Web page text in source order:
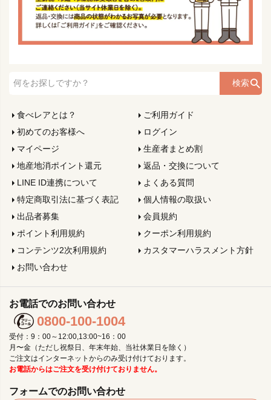
検索
食べレアとは？
ご利用ガイド
初めてのお客様へ
ログイン
マイページ
生産者まとめ割
地産地消ポイント還元
返品・交換について
LINE ID連携について
よくある質問
特定商取引法に基づく表記
個人情報の取扱い
出品者募集
会員規約
ポイント利用規約
クーポン利用規約
コンテンツ2次利用規約
カスタマーハラスメント方針
お問い合わせ
お電話でのお問い合わせ
0800-100-1004
受付：9：00～12:00,13:00~16：00
月〜金（ただし祝祭日、年末年始、当社休業日を除く）
ご注文はインターネットからのみ受け付けております。
お電話からはご注文を受け付けておりません。
フォームでのお問い合わせ